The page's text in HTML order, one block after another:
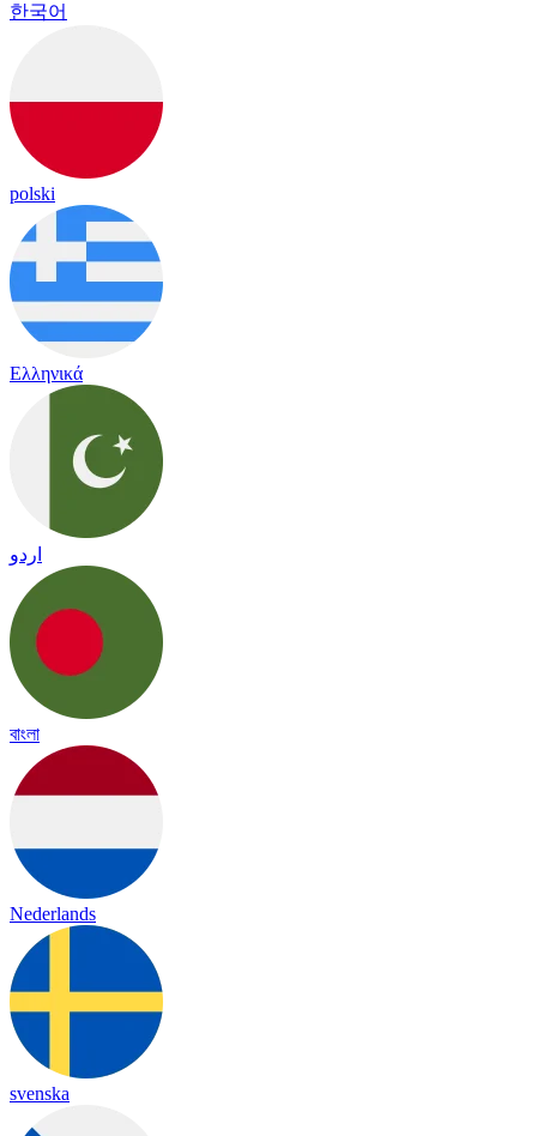
한국어
polski
Ελληνικά
اردو
বাংলা
Nederlands
svenska